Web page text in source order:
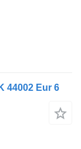
44002 Eur 6